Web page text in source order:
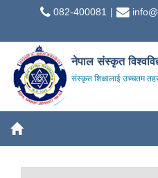
082-400081
नेपाल संस्कृत
संस्कृत शिक्षालाई उच्चतम